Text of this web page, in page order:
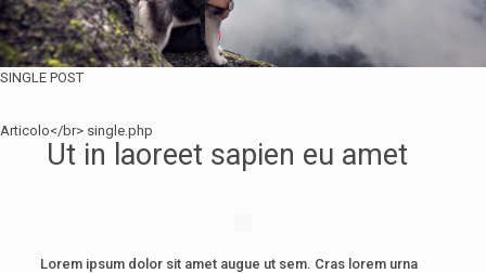
SINGLE POST
Articolo</br> single.php
Ut in laoreet sapien eu amet
Lorem ipsum dolor sit amet augue ut sem. Cras lorem urna